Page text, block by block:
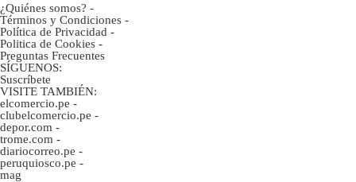
¿Quiénes somos? -
Términos y Condiciones -
Política de Privacidad -
Politica de Cookies -
Preguntas Frecuentes
SÍGUENOS:
Suscríbete
VISITE TAMBIÉN:
elcomercio.pe -
clubelcomercio.pe -
depor.com -
trome.com -
diariocorreo.pe -
peruquiosco.pe -
mag